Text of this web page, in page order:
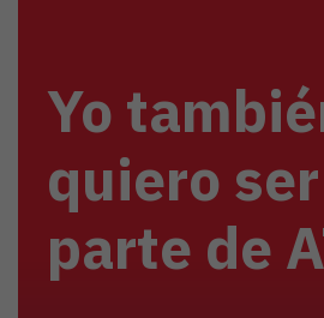
Yo
quiero ser
parte de